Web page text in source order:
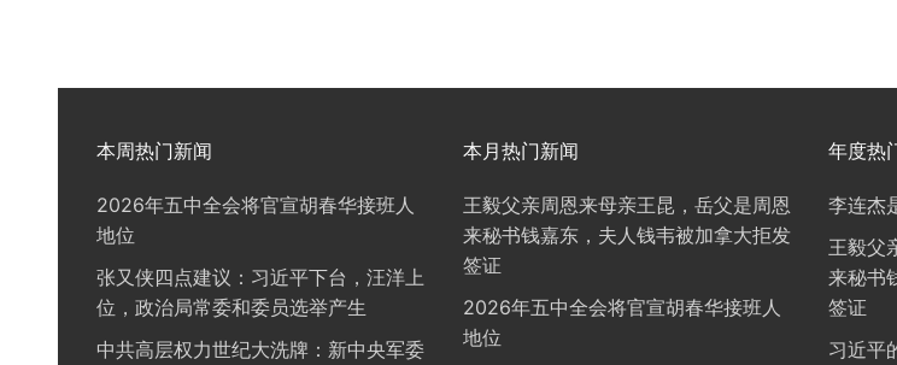
本周热门新闻
2026年五中全会将官宣胡春华接班人
地位
张又侠四点建议：习近平下台，汪洋上
位，政治局常委和委员选举产生
中共高层权力世纪大洗牌：新中央军委
本月热门新闻
王毅父亲周恩来母亲王昆，岳父是周恩
来秘书钱嘉东，夫人钱韦被加拿大拒发
签证
2026年五中全会将官宣胡春华接班人
地位
年度热
李连杰
王毅父
来秘书
签证
习近平